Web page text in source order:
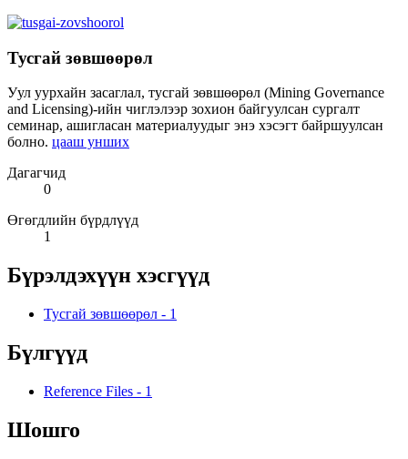
Тусгай зөвшөөрөл
Уул уурхайн засаглал, тусгай зөвшөөрөл (Mining Governance
and Licensing)-ийн чиглэлээр зохион байгуулсан сургалт
семинар, ашигласан материалуудыг энэ хэсэгт байршуулсан
болно. цааш унших
Дагагчид
0
Өгөгдлийн бүрдлүүд
1
Бүрэлдэхүүн хэсгүүд
Тусгай зөвшөөрөл - 1
Бүлгүүд
Reference Files - 1
Шошго